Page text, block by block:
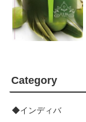
Category
◆インディバ